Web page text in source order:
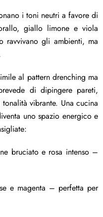
i toni neutri a favore di
giallo limone e viola
ravvivano gli ambienti, ma
al pattern drenching ma
di dipingere pareti,
vibrante. Una cucina
uno spazio energico e
bruciato e rosa intenso –
e magenta – perfetta per